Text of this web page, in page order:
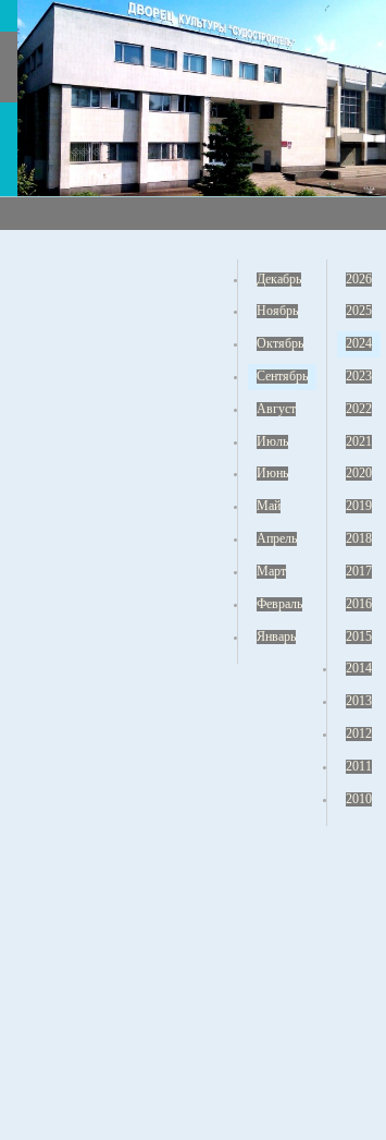
2026
2025
2024
2023
2022
2021
2020
2019
2018
2017
2016
2015
2014
2013
2012
2011
2010
Декабрь
Ноябрь
Октябрь
Сентябрь
Август
Июль
Июнь
Май
Апрель
Март
Февраль
Январь